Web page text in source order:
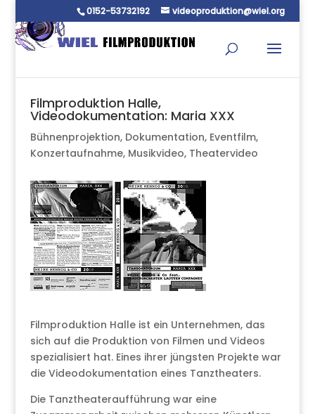
0152-53732192 videoproduktion@wiel.org
Filmproduktion Halle,
Videodokumentation: Maria XXX
Bühnenprojektion, Dokumentation, Eventfilm,
Konzertaufnahme, Musikvideo, Theatervideo
Filmproduktion Halle ist ein Unternehmen, das
sich auf die Produktion von Filmen und Videos
spezialisiert hat. Eines ihrer jüngsten Projekte war
die Videodokumentation eines Tanztheaters.
Die Tanztheateraufführung war eine